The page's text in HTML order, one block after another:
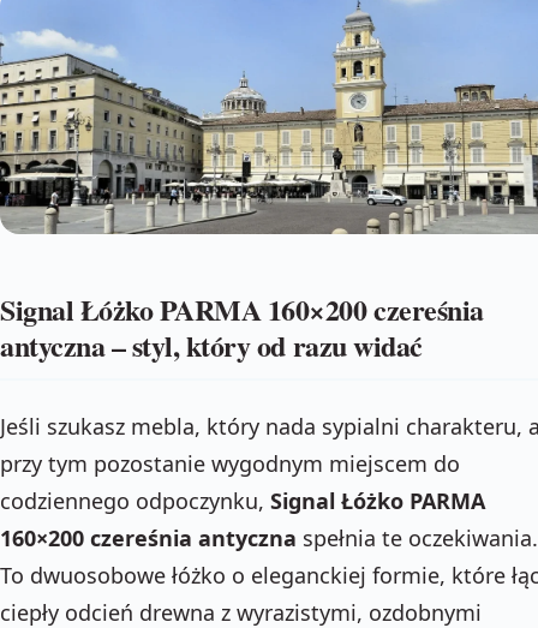
Signal Łóżko PARMA 160×200 czereśnia
antyczna – styl, który od razu widać
Jeśli szukasz mebla, który nada sypialni charakteru,
przy tym pozostanie wygodnym miejscem do
codziennego odpoczynku, Signal Łóżko PARMA
160×200 czereśnia antyczna spełnia te oczekiwania.
To dwuosobowe łóżko o eleganckiej formie, które
ciepły odcień drewna z wyrazistymi, ozdobnymi